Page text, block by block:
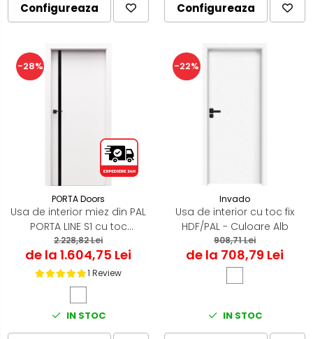
Configureaza Configureaza
-28%
PORTA Doors
Usa de interior miez din PAL
PORTA LINE S1 cu toc
reglabil
2.228,82 Lei
de la 1.604,75 Lei
1 Review
IN STOC
-22%
Invado
Usa de interior cu toc fix
HDF/PAL - Culoare Alb
908,71 Lei
de la 708,79 Lei
IN STOC